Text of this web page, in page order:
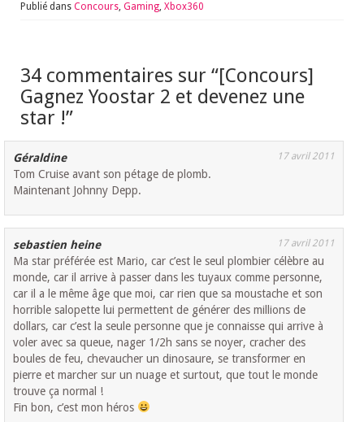
Publié dans Concours, Gaming, Xbox360
34 commentaires sur “[Concours]
Gagnez Yoostar 2 et devenez une
star !”
Géraldine 17 avril 2011
Tom Cruise avant son pétage de plomb.
Maintenant Johnny Depp.
sebastien heine 17 avril 2011
Ma star préférée est Mario, car c’est le seul plombier célèbre au
monde, car il arrive à passer dans les tuyaux comme personne,
car il a le même âge que moi, car rien que sa moustache et son
horrible salopette lui permettent de générer des millions de
dollars, car c’est la seule personne que je connaisse qui arrive à
voler avec sa queue, nager 1/2h sans se noyer, cracher des
boules de feu, chevaucher un dinosaure, se transformer en
pierre et marcher sur un nuage et surtout, que tout le monde
trouve ça normal !
Fin bon, c’est mon héros